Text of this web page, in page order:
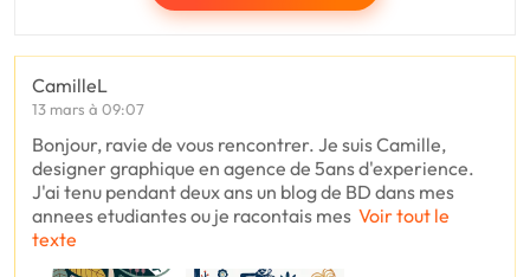
CamilleL
13 mars à 09:07
Bonjour, ravie de vous rencontrer. Je suis Camille,
designer graphique en agence de 5ans d'experience.
J'ai tenu pendant deux ans un blog de BD dans mes
annees etudiantes ou je racontais mes Voir tout le
texte